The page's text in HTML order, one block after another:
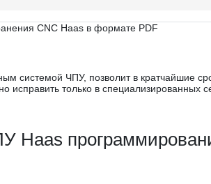
CNC Haas в формате PDF
системой ЧПУ, позволит в кратчайшие
исправить только в специализированных
Haas